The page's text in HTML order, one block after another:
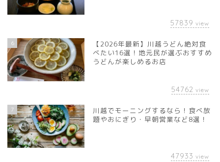
57839 view
6
【2026年最新】川越うどん絶対食
べたい16選！地元民が選ぶおすすめ
うどんが楽しめるお店
54762 view
7
川越でモーニングするなら！食べ放
題やおにぎり・早朝営業など8選！
47933 view